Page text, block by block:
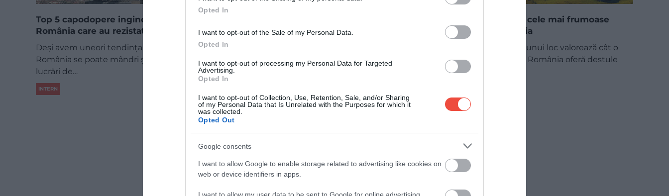
Opted In
I want to opt-out of the Sale of my Personal Data.
Opted In
I want to opt-out of processing my Personal Data for Targeted
Advertising.
Opted In
I want to opt-out of Collection, Use, Retention, Sale, and/or Sharing
of my Personal Data that Is Unrelated with the Purposes for which it
was collected.
Opted Out
Google consents
I want to allow Google to enable storage related to advertising like cookies on
web or device identifiers in apps.
Top 5 capodopere inginerești din
România care au rezistat probei timpului
Deși avem uneori tendința să o subestimăm,
România se poate mândri și cu numeroase
lucrări de…
INTERN
merg cu cortul în România
liniște, rupere de ritmul cotidian și contact
Top 5 localități cu cele mai frumoase
nume din România
Câteodată, numele unui loc valorează cât o
invitație la călătorie. România oferă destule
exemple…